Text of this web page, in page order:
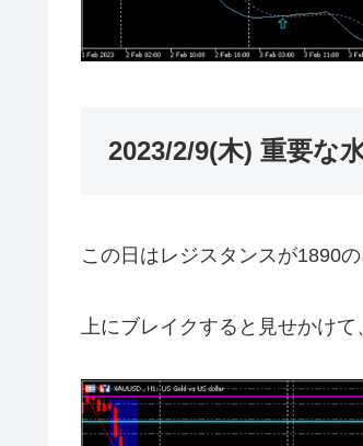
2023/2/9(木) 重要な
この日はレジスタンスが1890
上にブレイクすると見せかけ